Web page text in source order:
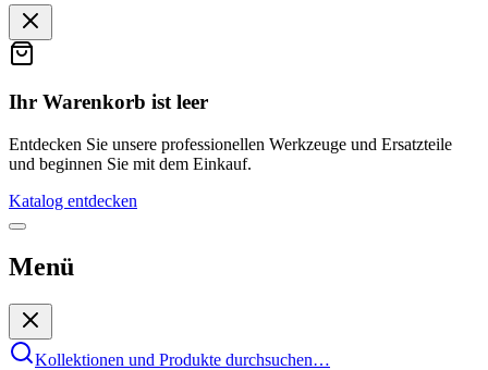
Ihr Warenkorb ist leer
Entdecken Sie unsere professionellen Werkzeuge und Ersatzteile
und beginnen Sie mit dem Einkauf.
Katalog entdecken
Menü
Kollektionen und Produkte durchsuchen…